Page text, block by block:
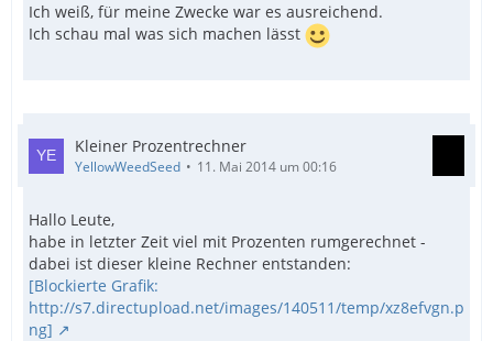
Ich weiß, für meine Zwecke war es ausreichend.
Ich schau mal was sich machen lässt
Kleiner Prozentrechner
YellowWeedSeed 11. Mai 2014 um 00:16
Hallo Leute,
habe in letzter Zeit viel mit Prozenten rumgerechnet -
dabei ist dieser kleine Rechner entstanden:
[Blockierte Grafik:
http://s7.directupload.net/images/140511/temp/xz8efvgn.p
ng]